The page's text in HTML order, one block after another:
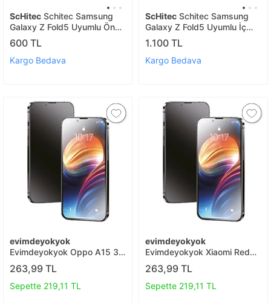
ScHitec Schitec Samsung
Galaxy Z Fold5 Uyumlu Ön
Yüzey Hayalet Privacy
Hidrojel Ekran Koruyucu
600 TL
Kargo Bedava
ScHitec Schitec Samsung
Galaxy Z Fold5 Uyumlu İç
Ekran Hayalet Privacy
Hidrojel Koruyucu
1.100 TL
Kargo Bedava
evimdeyokyok
Evimdeyokyok Oppo A15 3d
Antistatik Mat Seramik Nano
Ekran Koruyucu T20
263,99 TL
Sepette 219,11 TL
evimdeyokyok
Evimdeyokyok Xiaomi Redmi
10c 3d Antistatik Mat
Seramik Nano Ekran
Koruyucu T20
263,99 TL
Sepette 219,11 TL